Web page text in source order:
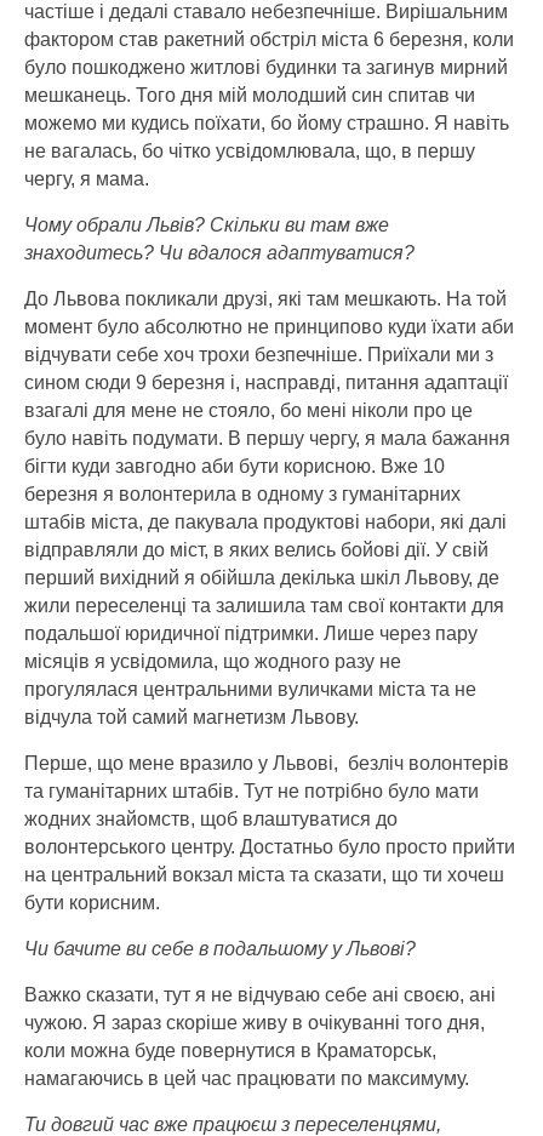
частіше і дедалі ставало небезпечніше. Вирішальним
фактором став ракетний обстріл міста 6 березня, коли
було пошкоджено житлові будинки та загинув мирний
мешканець. Того дня мій молодший син спитав чи
можемо ми кудись поїхати, бо йому страшно. Я навіть
не вагалась, бо чітко усвідомлювала, що, в першу
чергу, я мама.
Чому обрали Львів? Скільки ви там вже
знаходитесь? Чи вдалося адаптуватися?
До Львова покликали друзі, які там мешкають. На той
момент було абсолютно не принципово куди їхати аби
відчувати себе хоч трохи безпечніше. Приїхали ми з
сином сюди 9 березня і, насправді, питання адаптації
взагалі для мене не стояло, бо мені ніколи про це
було навіть подумати. В першу чергу, я мала бажання
бігти куди завгодно аби бути корисною. Вже 10
березня я волонтерила в одному з гуманітарних
штабів міста, де пакувала продуктові набори, які далі
відправляли до міст, в яких велись бойові дії. У свій
перший вихідний я обійшла декілька шкіл Львову, де
жили переселенці та залишила там свої контакти для
подальшої юридичної підтримки. Лише через пару
місяців я усвідомила, що жодного разу не
прогулялася центральними вуличками міста та не
відчула той самий магнетизм Львову.
Перше, що мене вразило у Львові, безліч волонтерів
та гуманітарних штабів. Тут не потрібно було мати
жодних знайомств, щоб влаштуватися до
волонтерського центру. Достатньо було просто прийти
на центральний вокзал міста та сказати, що ти хочеш
бути корисним.
Чи бачите ви себе в подальшому у Львові?
Важко сказати, тут я не відчуваю себе ані своєю, ані
чужою. Я зараз скоріше живу в очікуванні того дня,
коли можна буде повернутися в Краматорськ,
намагаючись в цей час працювати по максимуму.
Ти довгий час вже працюєш з переселенцями,